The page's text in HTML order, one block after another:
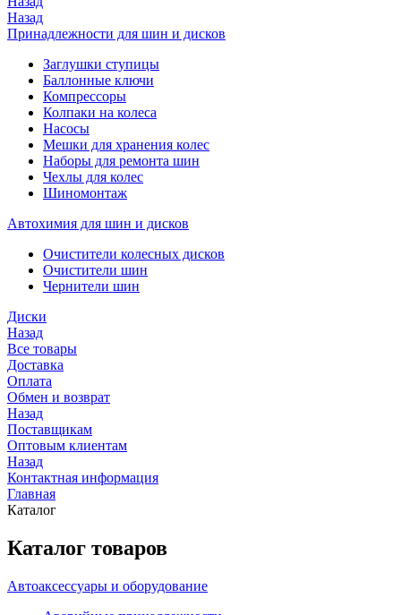
Назад
Принадлежности для шин и дисков
Заглушки ступицы
Баллонные ключи
Компрессоры
Колпаки на колеса
Насосы
Мешки для хранения колес
Наборы для ремонта шин
Чехлы для колес
Шиномонтаж
Автохимия для шин и дисков
Очистители колесных дисков
Очистители шин
Чернители шин
Диски
Назад
Все товары
Доставка
Оплата
Обмен и возврат
Назад
Поставщикам
Оптовым клиентам
Назад
Контактная информация
Главная
Каталог
Каталог товаров
Автоаксессуары и оборудование